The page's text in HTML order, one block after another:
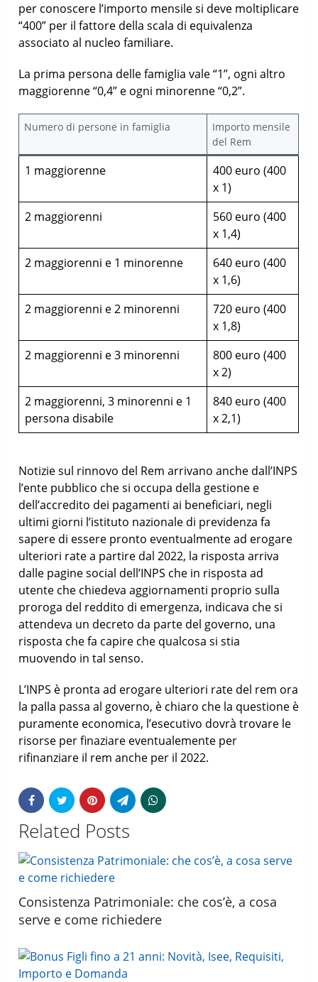
per conoscere l’importo mensile si deve moltiplicare
“400” per il fattore della scala di equivalenza
associato al nucleo familiare.
La prima persona delle famiglia vale “1”, ogni altro
maggiorenne “0,4” e ogni minorenne “0,2”.
Numero di persone in famiglia
Importo mensile
del Rem
1 maggiorenne
400 euro (400
x 1)
2 maggiorenni
560 euro (400
x 1,4)
2 maggiorenni e 1 minorenne
640 euro (400
x 1,6)
2 maggiorenni e 2 minorenni
720 euro (400
x 1,8)
2 maggiorenni e 3 minorenni
800 euro (400
x 2)
2 maggiorenni, 3 minorenni e 1
persona disabile
840 euro (400
x 2,1)
Notizie sul rinnovo del Rem arrivano anche dall’INPS
l’ente pubblico che si occupa della gestione e
dell’accredito dei pagamenti ai beneficiari, negli
ultimi giorni l’istituto nazionale di previdenza fa
sapere di essere pronto eventualmente ad erogare
ulteriori rate a partire dal 2022, la risposta arriva
dalle pagine social dell’INPS che in risposta ad
utente che chiedeva aggiornamenti proprio sulla
proroga del reddito di emergenza, indicava che si
attendeva un decreto da parte del governo, una
risposta che fa capire che qualcosa si stia
muovendo in tal senso.
L’INPS è pronta ad erogare ulteriori rate del rem ora
la palla passa al governo, è chiaro che la questione è
puramente economica, l’esecutivo dovrà trovare le
risorse per finaziare eventualemente per
rifinanziare il rem anche per il 2022.
Related Posts
Consistenza Patrimoniale: che cos’è, a cosa
serve e come richiedere